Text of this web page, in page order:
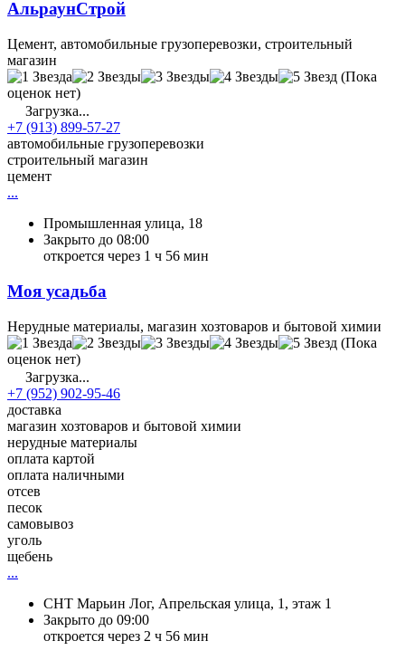
АльраунСтрой
Цемент, автомобильные грузоперевозки, строительный
магазин
(Пока
оценок нет)
Загрузка...
+7 (913) 899-57-27
автомобильные грузоперевозки
строительный магазин
цемент
...
Промышленная улица, 18
Закрыто до 08:00
откроется через 1 ч 56 мин
Моя усадьба
Нерудные материалы, магазин хозтоваров и бытовой химии
(Пока
оценок нет)
Загрузка...
+7 (952) 902-95-46
доставка
магазин хозтоваров и бытовой химии
нерудные материалы
оплата картой
оплата наличными
отсев
песок
самовывоз
уголь
щебень
...
СНТ Марьин Лог, Апрельская улица, 1, этаж 1
Закрыто до 09:00
откроется через 2 ч 56 мин